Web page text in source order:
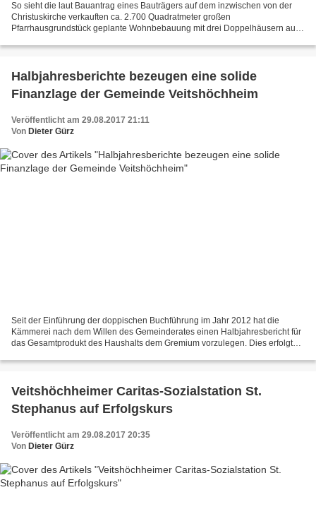
So sieht die laut Bauantrag eines Bauträgers auf dem inzwischen von der
Christuskirche verkauften ca. 2.700 Quadratmeter großen
Pfarrhausgrundstück geplante Wohnbebauung mit drei Doppelhäusern aus.
Halbjahresberichte bezeugen eine solide
Finanzlage der Gemeinde Veitshöchheim
Veröffentlicht am 29.08.2017 21:11
Von Dieter Gürz
Seit der Einführung der doppischen Buchführung im Jahr 2012 hat die
Kämmerei nach dem Willen des Gemeinderates einen Halbjahresbericht für
das Gesamtprodukt des Haushalts dem Gremium vorzulegen. Dies erfolgte
Veitshöchheimer Caritas-Sozialstation St.
Stephanus auf Erfolgskurs
Veröffentlicht am 29.08.2017 20:35
Von Dieter Gürz